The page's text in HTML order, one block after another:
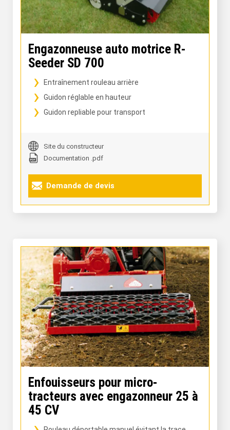
Engazonneuse auto motrice R-
Seeder SD 700
Entraînement rouleau arrière
Guidon réglable en hauteur
Guidon repliable pour transport
Site du constructeur
Documentation .pdf
Demande de devis
Enfouisseurs pour micro-
tracteurs avec engazonneur 25 à
45 CV